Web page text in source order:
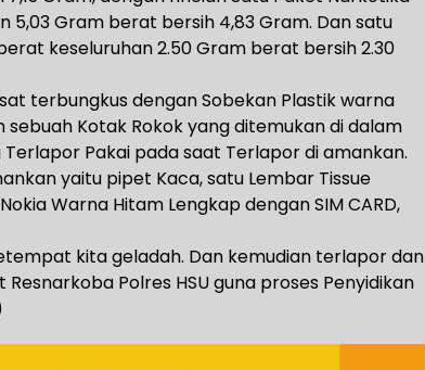
5,03 Gram berat bersih 4,83 Gram. Dan satu
keseluruhan 2.50 Gram berat bersih 2.30
terbungkus dengan Sobekan Plastik warna
sebuah Kotak Rokok yang ditemukan di dalam
Pakai pada saat Terlapor di amankan.
yaitu pipet Kaca, satu Lembar Tissue
Warna Hitam Lengkap dengan SIM CARD,
kita geladah. Dan kemudian terlapor dan
Polres HSU guna proses Penyidikan